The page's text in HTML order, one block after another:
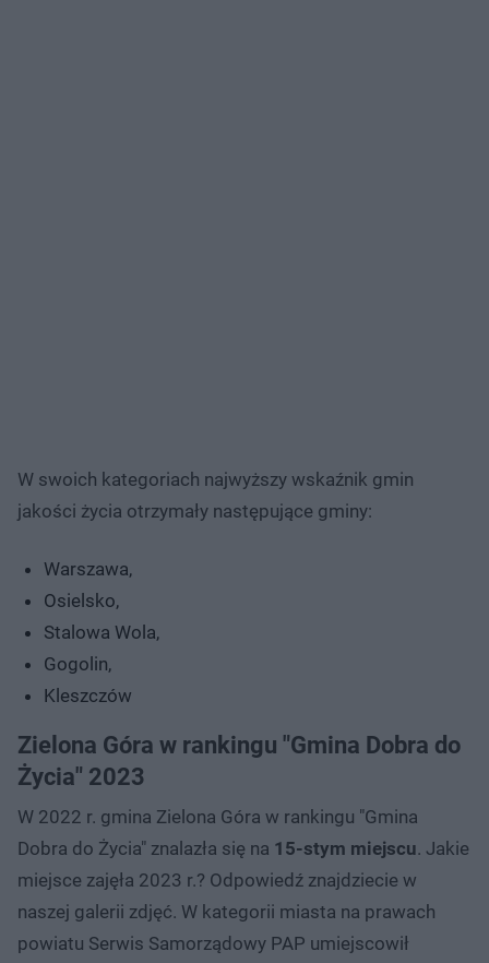
W swoich kategoriach najwyższy wskaźnik gmin
jakości życia otrzymały następujące gminy:
Warszawa,
Osielsko,
Stalowa Wola,
Gogolin,
Kleszczów
Zielona Góra w rankingu "Gmina Dobra do
Życia" 2023
W 2022 r. gmina Zielona Góra w rankingu "Gmina
Dobra do Życia" znalazła się na 15-stym miejscu. Jakie
miejsce zajęła 2023 r.? Odpowiedź znajdziecie w
naszej galerii zdjęć. W kategorii miasta na prawach
powiatu Serwis Samorządowy PAP umiejscowił